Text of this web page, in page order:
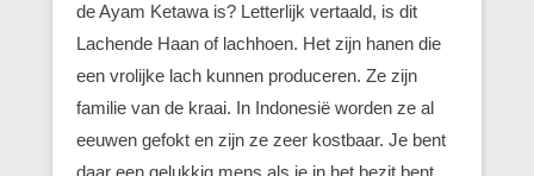
de Ayam Ketawa is? Letterlijk vertaald, is dit
Lachende Haan of lachhoen. Het zijn hanen die
een vrolijke lach kunnen produceren. Ze zijn
familie van de kraai. In Indonesië worden ze al
eeuwen gefokt en zijn ze zeer kostbaar. Je bent